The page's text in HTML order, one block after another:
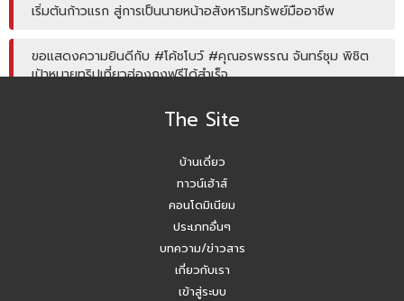
เริ่มต้นก้าวแรก สู่การเป็นนายหน้าอสังหาริมทรัพย์มืออาชีพ
ขอแสดงความยินดีกับ #โค้ชโบว์ #คุณอรพรรณ จันทร์ชุม พิชิต
เป้าหมายทริปเที่ยวฮ่องกงฟรีได้สำเร็จ
โค้ชหนุ่ม แชร์หัวข้อการลงพื้นที่หาลิสโครงการปิด/เปิด
Agent บ้านมือสอง รับมัดจำอีกแล้ว!! คุณเอญดา (คุณหนิง)
บ้านมือสอง.com ประชุมหารือเชิงกลยุทธ์กับเจ้าหน้าที่ธนาคาร
ปี 2026 #Agentบ้านมือสอง.com มี Listing ฝากขายเยอะ
The Site
บ้านเดี่ยว
ทาวน์เฮ้าส์
คอนโดมิเนียม
ประเภทอื่นๆ
บทความ/ข่าวสาร
เกี่ยวกับเรา
เข้าสู่ระบบ